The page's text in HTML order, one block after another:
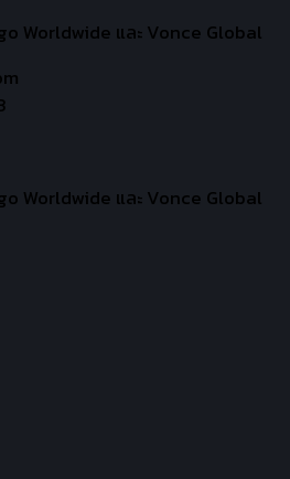
Worldwide และ Vonce Global
Worldwide และ Vonce Global